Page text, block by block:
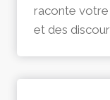
raconte votre
et des